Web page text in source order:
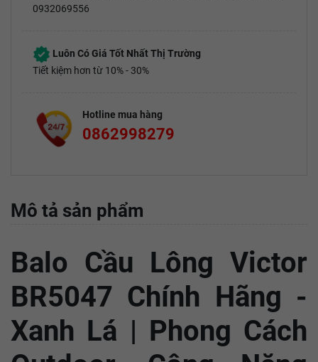
0932069556
Luôn Có Giá Tốt Nhất Thị Trường
Tiết kiệm hơn từ 10% - 30%
Hotline mua hàng
0862998279
Mô tả sản phẩm
Balo Cầu Lông Victor
BR5047 Chính Hãng -
Xanh Lá | Phong Cách